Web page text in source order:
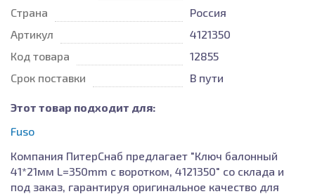
Страна
Россия
Артикул
4121350
Код товара
12855
Срок поставки
В пути
Этот товар подходит для:
Fuso
Компания ПитерСнаб предлагает "Ключ балонный
41*21мм L=350mm с воротком, 4121350" со склада и
под заказ, гарантируя оригинальное качество для